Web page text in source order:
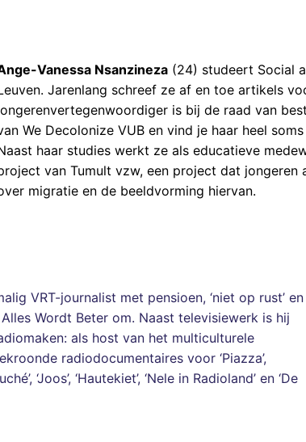
Vanessa Nsanzineza (24) studeert Social
Jarenlang schreef ze af en toe artikels
is bij de raad van
We Decolonize VUB en vind je haar heel
haar studies werkt ze als educatieve
van Tumult vzw, een project dat jongeren
migratie en de beeldvorming hiervan.
VRT-journalist met pensioen, ‘niet op rust’ en
Wordt Beter om. Naast televisiewerk is hij
als host van het multiculturele
radiodocumentaires voor ‘Piazza’,
‘Joos’, ‘Hautekiet’, ‘Nele in Radioland’ en ‘De